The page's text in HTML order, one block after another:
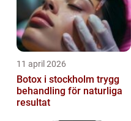
11 april 2026
Botox i stockholm trygg
behandling för naturliga
resultat